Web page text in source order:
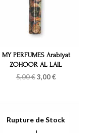
MY PERFUMES Arabiyat
ZOHOOR AL LAIL
5,00€ Le
3,00€Le